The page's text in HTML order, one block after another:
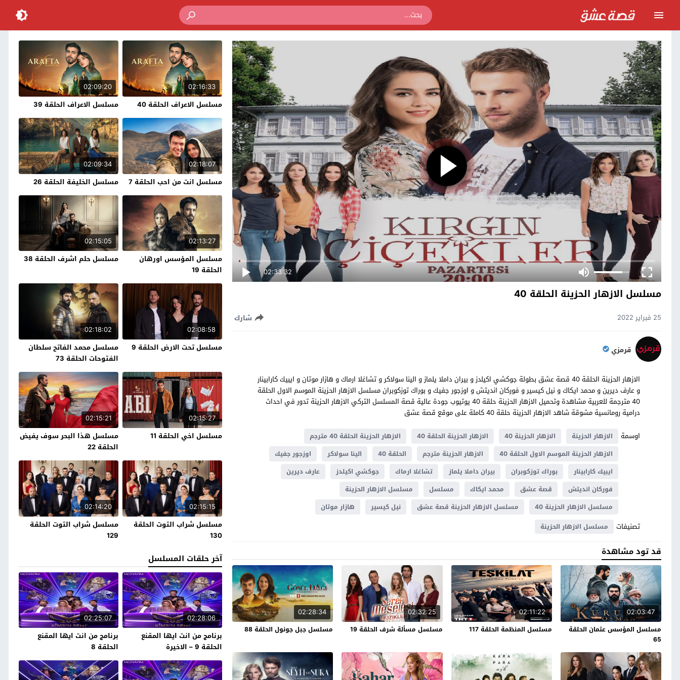
02:33:32
مسلسل الازهار الحزينة الحلقة 40
25 فبراير 2022 شارك
قرمزي
الازهار الحزينة الحلقة 40 قصة عشق بطولة جوكشي اكيلدز و بيران داملا يلماز و الينا سولاكر و تشاغلا ارماك و هازار موتان و ايبيك كارابينار
و عارف ديرين و محمد ايكاك و نيل كيسير و فوركان انديتش و اوزجور جفيك و بوراك توزكوبران مسلسل الازهار الحزينة الموسم الاول الحلقة
40 مترجمة للعربية مشاهدة وتحميل الازهار الحزينة حلقة 40 يوتيوب جودة عالية قصة المسلسل التركي الازهار الحزينة تدور في احداث
درامية رومانسية مشوقة شاهد الازهار الحزينة حلقة 40 كاملة على موقع قصة عشق
اوسمة
الازهار الحزينة الازهار الحزينة 40 الازهار الحزينة الحلقة 40
الازهار الحزينة الحلقة 40 مترجم
الازهار الحزينة الموسم الاول الحلقة 40
الازهار الحزينة مترجم الحلقة 40 الينا سولاكر
اوزجور جفيك
ايبيك كارابينار
بوراك توزكوبران بيران داملا يلماز تشاغلا ارماك جوكشي اكيلدز
عارف ديرين
فوركان انديتش
قصة عشق محمد ايكاك مسلسل
مسلسل الازهار الحزينة
مسلسل الازهار الحزينة 40
مسلسل الازهار الحزينة قصة عشق نيل كيسير هازار موتان
تصنيفات مسلسل الازهار الحزينة
قد تود مشاهدة
02:03:47
مسلسل المؤسس عثمان الحلقة
65
02:11:22
مسلسل المنظمة الحلقة 117
02:32:25
مسلسل مسألة شرف الحلقة 19
02:28:34
مسلسل جبل جونول الحلقة 88
02:16:33
مسلسل الاعراف الحلقة 40
02:09:20
مسلسل الاعراف الحلقة 39
02:18:07
مسلسل انت من احب الحلقة 7
02:09:34
مسلسل الخليفة الحلقة 26
02:13:27
مسلسل المؤسس اورهان
الحلقة 19
02:15:05
مسلسل حلم اشرف الحلقة 38
02:08:58
مسلسل تحت الارض الحلقة 9
02:18:02
مسلسل محمد الفاتح سلطان
الفتوحات الحلقة 73
02:15:27
مسلسل اخي الحلقة 11
02:15:21
مسلسل هذا البحر سوف يفيض
الحلقة 22
02:15:15
مسلسل شراب التوت الحلقة
130
02:14:20
مسلسل شراب التوت الحلقة
129
آخر حلقات المسلسل
02:28:06
برنامج من انت ايها المقنع
الحلقة 9 – الاخيرة
02:25:07
برنامج من انت ايها المقنع
الحلقة 8